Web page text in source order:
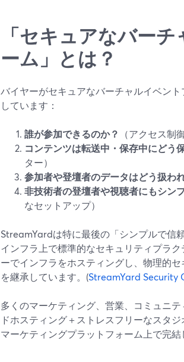
「セキュアなバー
ーム」とは？
バイヤーがセキュアなバーチャルイベン
しています：
誰が参加できるのか？
（アクセス制
コンテンツは転送中・保存中にどう
ター）
参加者や登壇者のデータはどう扱わ
非技術者の登壇者や視聴者にもシン
なセットアップ）
StreamYardは特に最後の「シンプルで信
インフラ上で標準的なセキュリティプラ
ーでインフラをホスティングし、物理的
を継承しています。(StreamYard Security
多くのマーケティング、営業、コミュニ
ドホスティング＋ストレスフリーなスタ
マーケティングプラットフォーム上で完結